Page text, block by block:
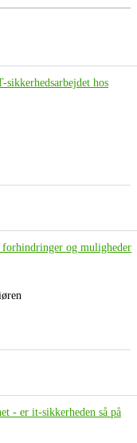
sikkerhedsarbejdet hos
og muligheder
- er it-sikkerheden så på